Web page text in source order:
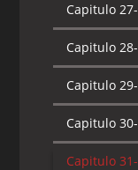
Capitulo 27-
Capitulo 28-
Capitulo 29-
Capitulo 30-
Capitulo 31-